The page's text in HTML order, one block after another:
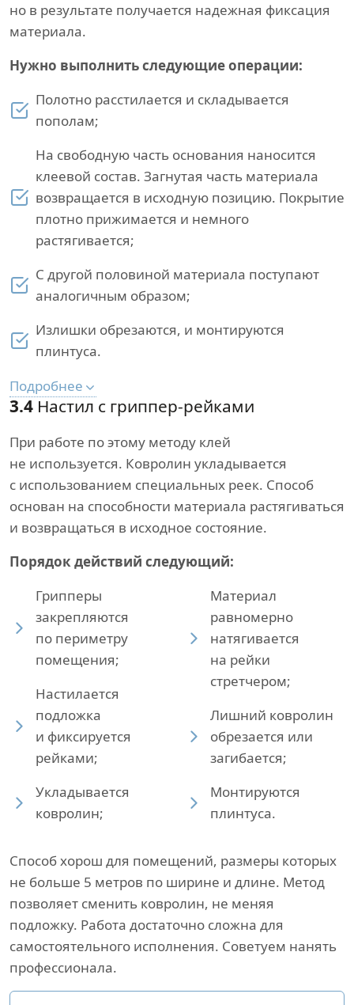
но в результате получается надежная фиксация
материала.
Нужно выполнить следующие операции:
Полотно расстилается и складывается
пополам;
На свободную часть основания наносится
клеевой состав. Загнутая часть материала
возвращается в исходную позицию. Покрытие
плотно прижимается и немного
растягивается;
С другой половиной материала поступают
аналогичным образом;
Излишки обрезаются, и монтируются
плинтуса.
Подробнее
3.4 Настил с гриппер-рейками
При работе по этому методу клей
не используется. Ковролин укладывается
с использованием специальных реек. Способ
основан на способности материала растягиваться
и возвращаться в исходное состояние.
Порядок действий следующий:
Грипперы
закрепляются
по периметру
помещения;
Настилается
подложка
и фиксируется
рейками;
Укладывается
ковролин;
Материал
равномерно
натягивается
на рейки
стретчером;
Лишний ковролин
обрезается или
загибается;
Монтируются
плинтуса.
Способ хорош для помещений, размеры которых
не больше 5 метров по ширине и длине. Метод
позволяет сменить ковролин, не меняя
подложку. Работа достаточно сложна для
самостоятельного исполнения. Советуем нанять
профессионала.